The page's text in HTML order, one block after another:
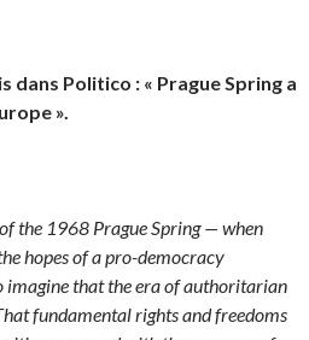
dans Politico : « Prague Spring a
».
the 1968 Prague Spring — when
hopes of a pro-democracy
that the era of authoritarian
fundamental rights and freedoms